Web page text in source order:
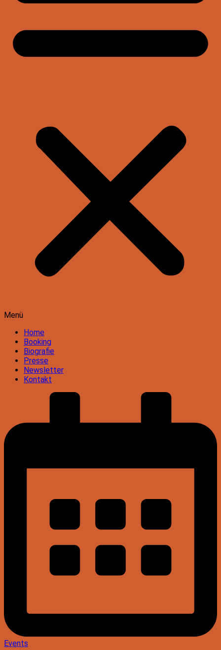
Menü
Home
Booking
Biografie
Presse
Newsletter
Kontakt
Events